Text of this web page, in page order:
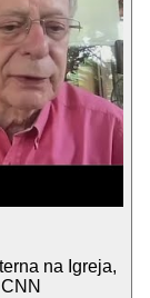
na Igreja,